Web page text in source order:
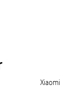
Xiaomi